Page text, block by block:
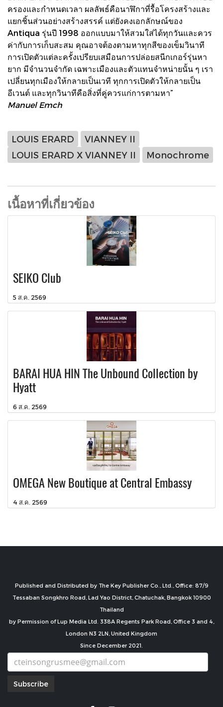
ครองและกำหนดเวลา ผลลัพธ์คือนาฬิกาที่รื้อโครงสร้างและ
แยกชิ้นส่วนอย่างสร้างสรรค์ แต่ยังคงเอกลักษณ์ของ
Antiqua รุ่นปี 1998 ออกแบบมาให้สวมใส่ได้ทุกวันและควร
ค่ากับการเก็บสะสม คุณอาจต้องตามหาทุกสีของเข็มวินาที
การเปิดตัวแต่ละครั้งเปรียบเสมือนการปล่อยสนีกเกอร์รุ่นหา
ยาก มีจำนวนจำกัด เฉพาะเมืองและตัวแทนจำหน่ายนั้น ๆ เรา
เปลี่ยนทุกเมืองให้กลายเป็นเวที ทุกการเปิดตัวให้กลายเป็น
อีเวนต์ และทุกวินาทีคือสิ่งที่คู่ควรแก่การตามหา”
Manuel Emch
LOUIS ERARD
VIANNEY II
LOUIS ERARD X VIANNEY II
Monochrome
เนื้อหาที่เกี่ยวข้อง
SEIKO Club
5 ส.ค. 2569
BARAI HUA HIN The Unbound Collection by
Hyatt
6 ส.ค. 2569
OMEGA New Boutique at Central Embassy
4 ส.ค. 2569
Published and Distributed by The Key Publisher Co., Ltd., Office: 87/9
Tessaban Songkhro Road, Lad Yao District, Chatuchak, Bangkok 10900
Thailand
by Permission of Lup Media Ltd. 338A Regents Park Road, Office 3 and 4,
London N3 2LN, United Kingdom
Since December 2021.
Subscribe